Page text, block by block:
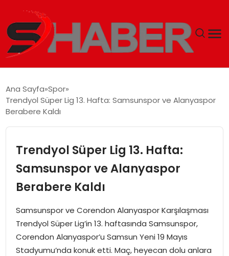
MAGAZIN
EKONOMI
SIYASET
EĞITIM
Ana Sayfa Spor
Trendyol Süper Lig 13. Hafta: Samsunspor ve Alanyaspor
Berabere Kaldı
Trendyol Süper Lig 13. Hafta:
Samsunspor ve Alanyaspor
Berabere Kaldı
Samsunspor ve Corendon Alanyaspor Karşılaşması
Trendyol Süper Lig’in 13. haftasında Samsunspor,
Corendon Alanyaspor’u Samsun Yeni 19 Mayıs
Stadyumu’nda konuk etti. Maç, heyecan dolu anlara